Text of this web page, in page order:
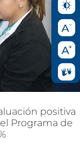
positiva
Programa de